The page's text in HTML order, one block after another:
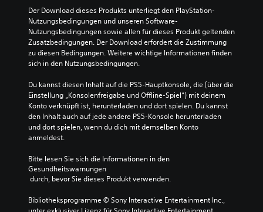
Der Download dieses Produkts unterliegt den PlayStation-
Nutzungsbedingungen und unseren Software-
Nutzungsbedingungen sowie allen für dieses Produkt geltenden
Zusatzbedingungen. Der Download erfordert die Zustimmung
zu diesen Bedingungen. Weitere wichtige Informationen finden
sich in den Nutzungsbedingungen.
Du kannst diesen Inhalt auf die PS5-Hauptkonsole, die (über die
Einstellung „Konsolenfreigabe und Offline-Spiel“) mit deinem
Konto verknüpft ist, herunterladen und dort spielen. Du kannst
den Inhalt auch auf jede andere PS5-Konsole herunterladen
und dort spielen, wenn du dich mit demselben Konto
anmeldest.
Bitte lesen Sie sich die Informationen in den
Gesundheitswarnungen
durch, bevor Sie dieses Produkt verwenden.
Bibliotheksprogramme © Sony Interactive Entertainment Inc.,